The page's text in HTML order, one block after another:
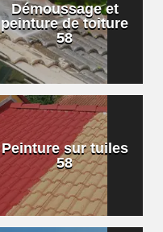
Démoussage et
peinture de toiture
58
Peinture sur tuiles
58